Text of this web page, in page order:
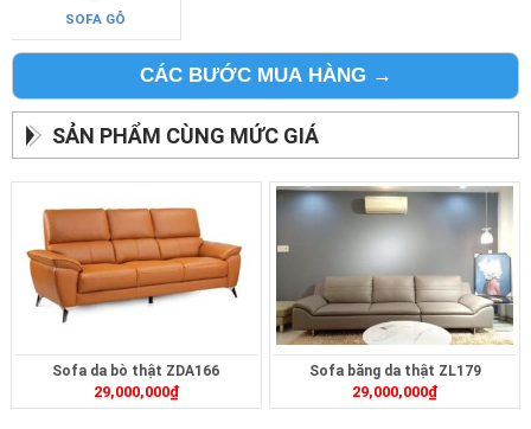
SOFA GỖ
CÁC BƯỚC MUA HÀNG →
SẢN PHẨM CÙNG MỨC GIÁ
Sofa da bò thật ZDA166
29,000,000₫
Sofa băng da thật ZL179
29,000,000₫